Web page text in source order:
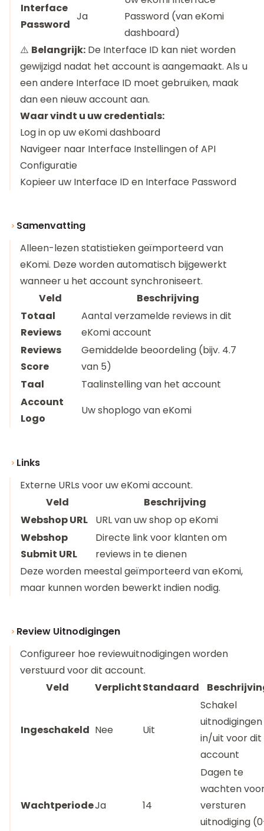
Interface
Password
Ja
Password (van eKomi
dashboard)
⚠️ Belangrijk: De Interface ID kan niet worden
gewijzigd nadat het account is aangemaakt. Als u
een andere Interface ID moet gebruiken, maak
dan een nieuw account aan.
Waar vindt u uw credentials:
Log in op uw eKomi dashboard
Navigeer naar Interface Instellingen of API
Configuratie
Kopieer uw Interface ID en Interface Password
Samenvatting
Alleen-lezen statistieken geïmporteerd van
eKomi. Deze worden automatisch bijgewerkt
wanneer u het account synchroniseert.
Veld
Beschrijving
Totaal
Reviews
Aantal verzamelde reviews in dit
eKomi account
Reviews
Score
Gemiddelde beoordeling (bijv. 4.7
van 5)
Taal
Taalinstelling van het account
Account
Logo
Uw shoplogo van eKomi
Links
Externe URLs voor uw eKomi account.
Veld
Beschrijving
Webshop URL
URL van uw shop op eKomi
Webshop
Submit URL
Directe link voor klanten om
reviews in te dienen
Deze worden meestal geïmporteerd van eKomi,
maar kunnen worden bewerkt indien nodig.
Review Uitnodigingen
Configureer hoe reviewuitnodigingen worden
verstuurd voor dit account.
Veld
VerplichtStandaard
Ingeschakeld Nee Uit
Schakel
uitnodigingen
in/uit voor dit
account
WachtperiodeJa 14
Dagen te
wachten
versturen
uitnodiging